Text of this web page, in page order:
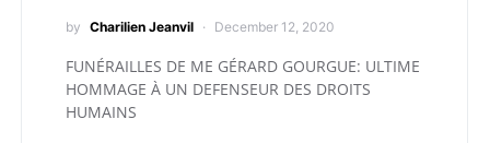
by Charilien Jeanvil December 12, 2020
FUNÉRAILLES DE ME GÉRARD GOURGUE: ULTIME
HOMMAGE À UN DEFENSEUR DES DROITS
HUMAINS